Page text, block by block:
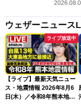
ウェザーニュース
ライブ放送中
【ライブ】最新天気ニュー
ス・地震情報 2026年8月6
日(木）／令和8年熊本地震